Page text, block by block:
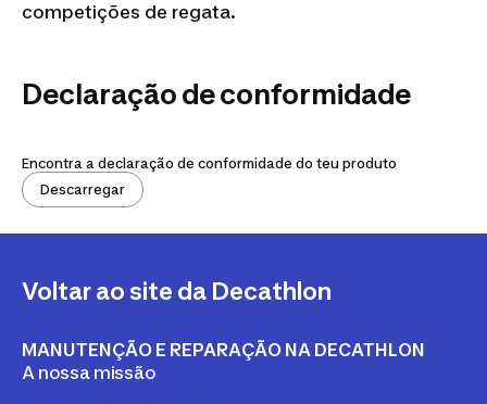
competições de regata.
Declaração de conformidade
Encontra a declaração de conformidade do teu produto
Descarregar
Voltar ao site da Decathlon
MANUTENÇÃO E REPARAÇÃO NA DECATHLON
A nossa missão